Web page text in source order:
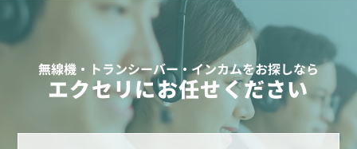
無線機・トランシーバー・インカムをお探しなら
エクセリにお任せください